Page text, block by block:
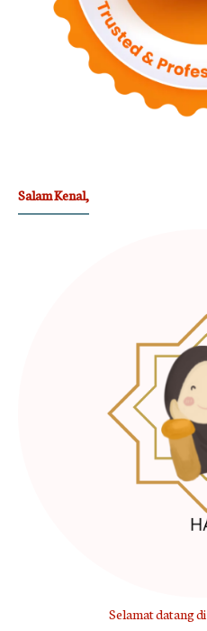
Salam Kenal,
Selamat datang di